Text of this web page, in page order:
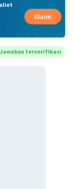
Klaim
Jawaban terverifikasi